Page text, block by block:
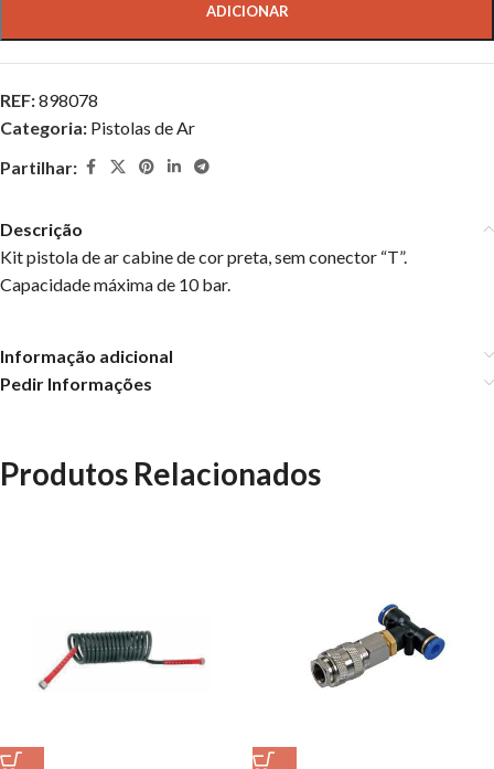
ADICIONAR
REF:898078
Categoria: Pistolas de Ar
Partilhar:
Descrição
Kit pistola de ar cabine de cor preta, sem conector “T”.
Capacidade máxima de 10 bar.
Informação adicional
Pedir Informações
Produtos Relacionados